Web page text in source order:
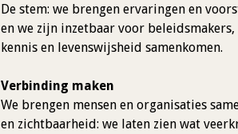
De stem: we brengen ervaringen en
en we zijn inzetbaar voor
kennis en levenswijsheid samenkomen.
Verbinding maken
We brengen mensen en organisaties
en zichtbaarheid: we laten zien wat